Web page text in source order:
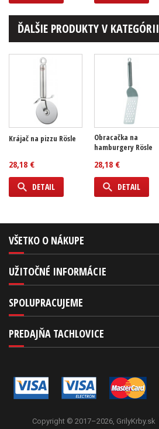
ĎALŠIE PRODUKTY V KATEGÓRII
Krájač na pizzu Rösle
28,18 €
DETAIL
Obracačka na
hamburgery Rösle
28,18 €
DETAIL
VŠETKO O NÁKUPE
UŽITOČNÉ INFORMÁCIE
SPOLUPRACUJEME
PREDAJŇA TACHLOVICE
Copyright © 2017–2026, GrilyKrby.sk